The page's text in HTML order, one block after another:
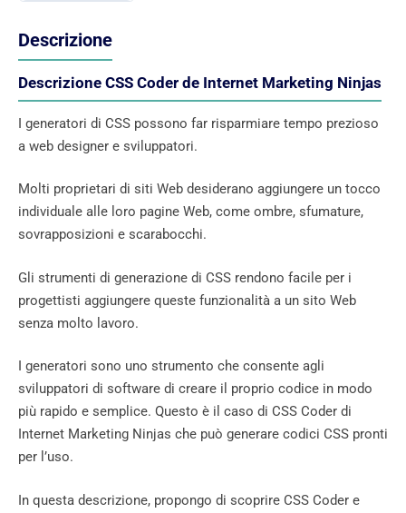
Descrizione
Descrizione CSS Coder de Internet Marketing Ninjas
I generatori di CSS possono far risparmiare tempo prezioso
a web designer e sviluppatori.
Molti proprietari di siti Web desiderano aggiungere un tocco
individuale alle loro pagine Web, come ombre, sfumature,
sovrapposizioni e scarabocchi.
Gli strumenti di generazione di CSS rendono facile per i
progettisti aggiungere queste funzionalità a un sito Web
senza molto lavoro.
I generatori sono uno strumento che consente agli
sviluppatori di software di creare il proprio codice in modo
più rapido e semplice. Questo è il caso di CSS Coder di
Internet Marketing Ninjas che può generare codici CSS pronti
per l’uso.
In questa descrizione, propongo di scoprire CSS Coder e